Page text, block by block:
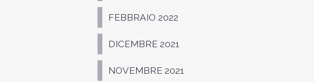
FEBBRAIO 2022
DICEMBRE 2021
NOVEMBRE 2021